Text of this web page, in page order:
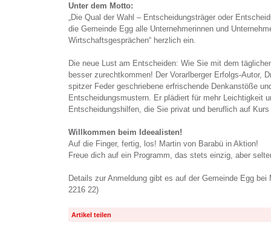
Unter dem Motto:
„Die Qual der Wahl – Entscheidungsträger oder
die Gemeinde Egg alle Unternehmerinnen und
Wirtschaftsgesprächen“ herzlich ein.
Die neue Lust am Entscheiden: Wie Sie mit dem
besser zurechtkommen! Der Vorarlberger Erfolgs-Autor,
spitzer Feder geschriebene erfrischende Denkanstöße
Entscheidungsmustern. Er plädiert für mehr Leichtigkeit
Entscheidungshilfen, die Sie privat und beruflich auf
Willkommen beim Ideealisten!
Auf die Finger, fertig, los! Martin von Barabü in Aktion!
Freue dich auf ein Programm, das stets einzig, aber
Details zur Anmeldung gibt es auf der Gemeinde Egg bei
2216 22)
Artikel teilen